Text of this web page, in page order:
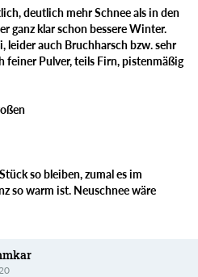
deutlich mehr Schnee als in den
ganz klar schon bessere Winter.
leider auch Bruchharsch bzw. sehr
feiner Pulver, teils Firn, pistenmäßig
so bleiben, zumal es im
so warm ist. Neuschnee wäre